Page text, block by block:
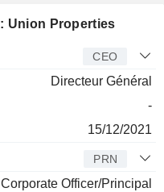
Union Properties
CEO
Directeur Général
-
15/12/2021
PRN
Corporate Officer/Principal